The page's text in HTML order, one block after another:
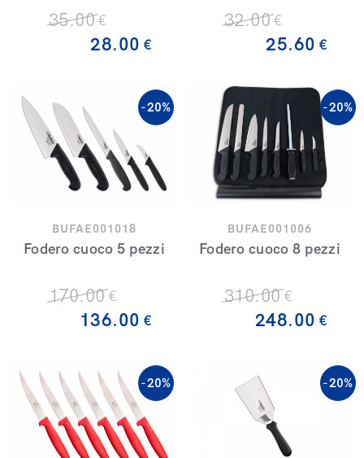
35.00€
28.00 €
32.00€
25.60 €
BUFAE001018
Fodero cuoco 5 pezzi
170.00 €
136.00 €
-20%
BUFAE001006
Fodero cuoco 8 pezzi
310.00 €
248.00 €
-20%
-20% -20%